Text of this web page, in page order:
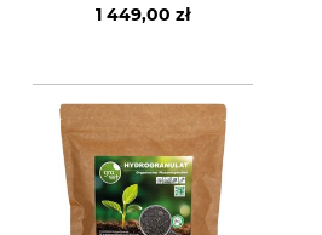
1 449,00 zł